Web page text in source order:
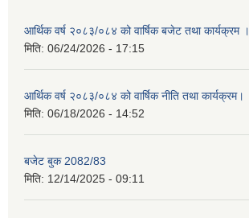
आर्थिक वर्ष २०८३/०८४ को वार्षिक बजेट तथा कार्यक्रम ।
मिति: 06/24/2026 - 17:15
आर्थिक वर्ष २०८३/०८४ को वार्षिक नीति तथा कार्यक्रम।
मिति: 06/18/2026 - 14:52
बजेट बुक 2082/83
मिति: 12/14/2025 - 09:11